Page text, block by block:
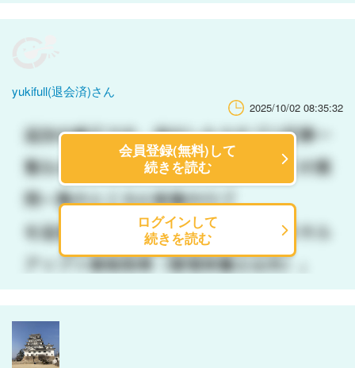
yukifull(退会済)さん
2025/10/02 08:35:32
会員登録(無料)して
続きを読む
ログインして
続きを読む